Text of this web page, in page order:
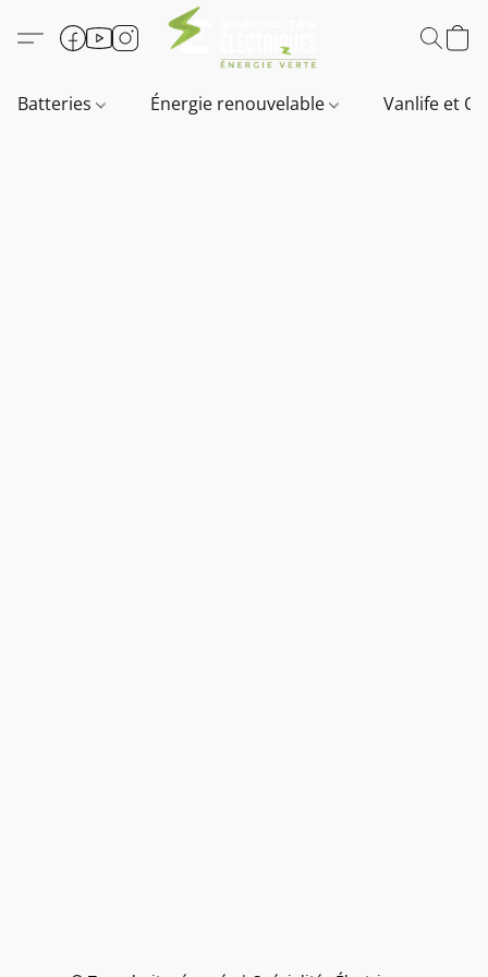
Batteries Énergie renouvelable Vanlife et